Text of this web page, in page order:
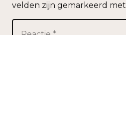
velden zijn gemarkeerd met